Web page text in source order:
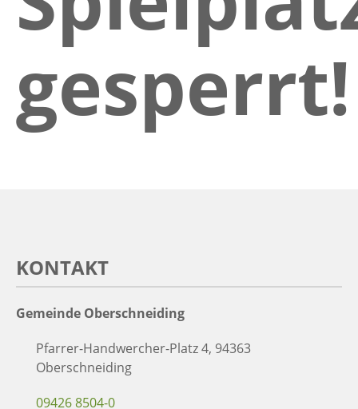
gesperrt!
KONTAKT
Gemeinde Oberschneiding
Pfarrer-Handwercher-Platz 4, 94363
Oberschneiding
09426 8504-0